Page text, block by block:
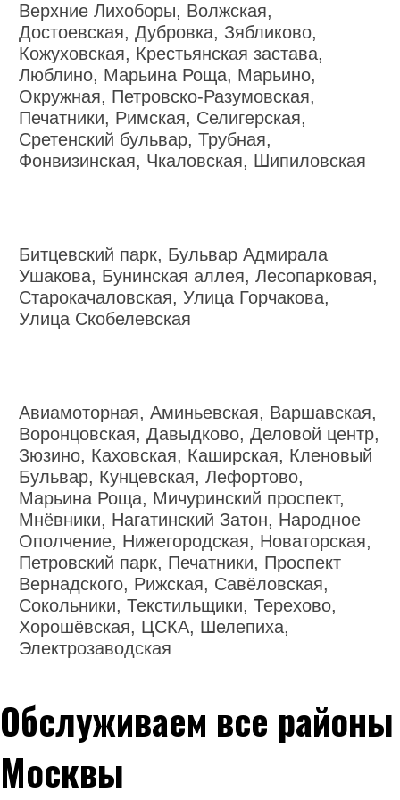
Верхние Лихоборы, Волжская,
Достоевская, Дубровка, Зябликово,
Кожуховская, Крестьянская застава,
Люблино, Марьина Роща, Марьино,
Окружная, Петровско-Разумовская,
Печатники, Римская, Селигерская,
Сретенский бульвар, Трубная,
Фонвизинская, Чкаловская, Шипиловская
Битцевский парк, Бульвар Адмирала
Ушакова, Бунинская аллея, Лесопарковая,
Старокачаловская, Улица Горчакова,
Улица Скобелевская
Авиамоторная, Аминьевская, Варшавская,
Воронцовская, Давыдково, Деловой центр,
Зюзино, Каховская, Каширская, Кленовый
Бульвар, Кунцевская, Лефортово,
Марьина Роща, Мичуринский проспект,
Мнёвники, Нагатинский Затон, Народное
Ополчение, Нижегородская, Новаторская,
Петровский парк, Печатники, Проспект
Вернадского, Рижская, Савёловская,
Сокольники, Текстильщики, Терехово,
Хорошёвская, ЦСКА, Шелепиха,
Электрозаводская
Обслуживаем все районы
Москвы